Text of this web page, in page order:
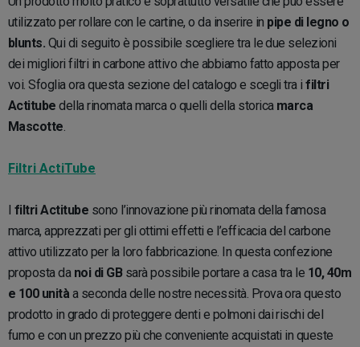
utilizzato per rollare con le cartine, o da inserire in pipe di legno o
blunts. Qui di seguito è possibile scegliere tra le due selezioni
dei migliori filtri in carbone attivo che abbiamo fatto apposta per
voi. Sfoglia ora questa sezione del catalogo e scegli tra ifiltri
Actitube della rinomata marca o quelli della storica marca
Mascotte.
Filtri ActiTube
I filtri Actitube sono l’innovazione più rinomata della famosa
marca, apprezzati per gli ottimi effetti e l’efficacia del carbone
attivo utilizzato per la loro fabbricazione. In questa confezione
proposta da noi di GBsarà possibile portare a casa tra le 10, 40m
e 100 unità a seconda delle nostre necessità. Prova ora questo
prodotto in grado di proteggere denti e polmoni dai rischi del
fumo e con un prezzo più che conveniente acquistati in queste